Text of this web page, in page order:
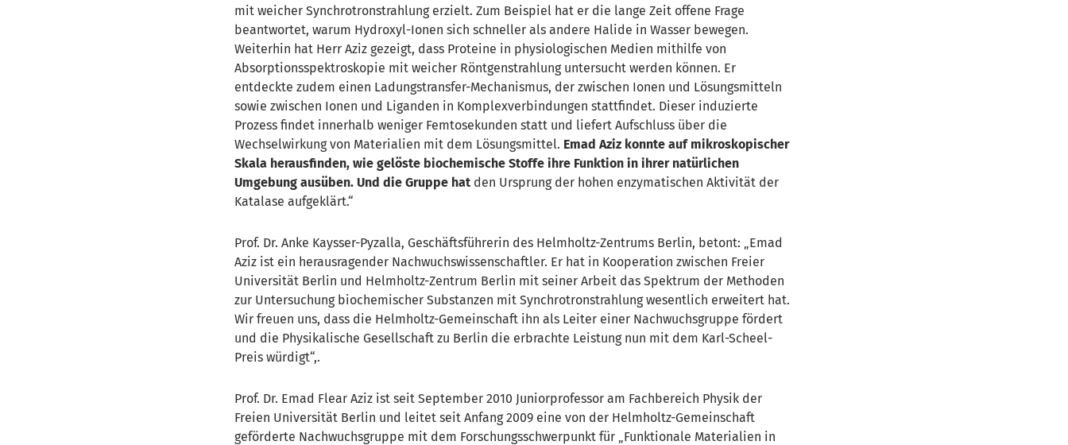
mit weicher Synchrotronstrahlung erzielt. Zum Beispiel hat er die lange Zeit offene Frage
beantwortet, warum Hydroxyl-Ionen sich schneller als andere Halide in Wasser bewegen.
Weiterhin hat Herr Aziz gezeigt, dass Proteine in physiologischen Medien mithilfe von
Absorptionsspektroskopie mit weicher Röntgenstrahlung untersucht werden können. Er
entdeckte zudem einen Ladungstransfer-Mechanismus, der zwischen Ionen und Lösungsmitteln
sowie zwischen Ionen und Liganden in Komplexverbindungen stattfindet. Dieser induzierte
Prozess findet innerhalb weniger Femtosekunden statt und liefert Aufschluss über die
Wechselwirkung von Materialien mit dem Lösungsmittel. Emad Aziz konnte auf mikroskopischer
Skala herausfinden, wie gelöste biochemische Stoffe ihre Funktion in ihrer natürlichen
Umgebung ausüben. Und die Gruppe hat den Ursprung der hohen enzymatischen Aktivität der
Katalase aufgeklärt.“
Prof. Dr. Anke Kaysser-Pyzalla, Geschäftsführerin des Helmholtz-Zentrums Berlin, betont: „Emad
Aziz ist ein herausragender Nachwuchswissenschaftler. Er hat in Kooperation zwischen Freier
Universität Berlin und Helmholtz-Zentrum Berlin mit seiner Arbeit das Spektrum der Methoden
zur Untersuchung biochemischer Substanzen mit Synchrotronstrahlung wesentlich erweitert hat.
Wir freuen uns, dass die Helmholtz-Gemeinschaft ihn als Leiter einer Nachwuchsgruppe fördert
und die Physikalische Gesellschaft zu Berlin die erbrachte Leistung nun mit dem Karl-Scheel-
Preis würdigt“,.
Prof. Dr. Emad Flear Aziz ist seit September 2010 Juniorprofessor am Fachbereich Physik der
Freien Universität Berlin und leitet seit Anfang 2009 eine von der Helmholtz-Gemeinschaft
geförderte Nachwuchsgruppe mit dem Forschungsschwerpunkt für „Funktionale Materialien in